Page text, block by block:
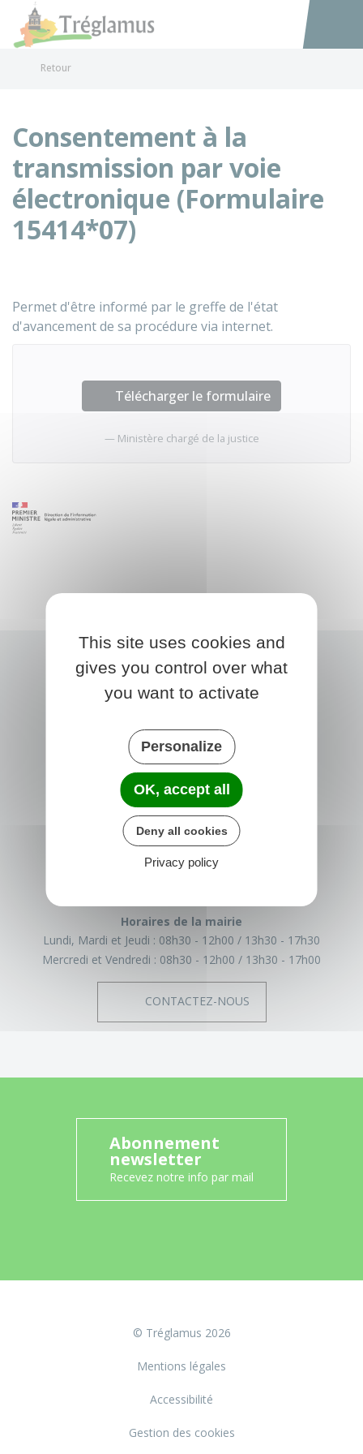
Accéder
Retour
Consentement à la
transmission par voie
électronique (Formulaire
15414*07)
Permet d'être informé par le greffe de l'état
d'avancement de sa procédure via internet.
Télécharger le formulaire
Ministère chargé de la justice
TRÉGLAMUS
15 rue de la Mairie
22540 Tréglamus
France
Horaires de la mairie
Lundi, Mardi et Jeudi : 08h30 - 12h00
13h30 - 17h30
Mercredi et Vendredi : 08h30 - 12h00 13h30 - 17h00
CONTACTEZ-NOUS
Abonnement
newsletter
Recevez notre info par mail
© Tréglamus 2026
Mentions légales
Accessibilité
Gestion des cookies
This site uses cookies and
gives you control over what
you want to activate
Personalize
OK, accept all
Deny all cookies
Privacy policy